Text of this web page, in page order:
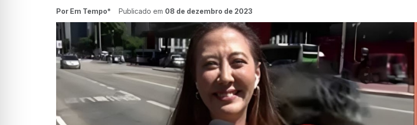
Por Em Tempo* Publicado em 08 de dezembro de 2023